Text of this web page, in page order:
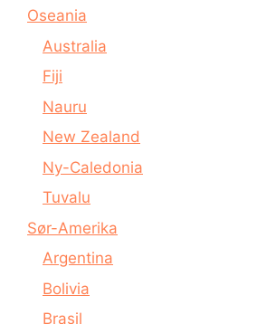
Oseania
Australia
Fiji
Nauru
New Zealand
Ny-Caledonia
Tuvalu
Sør-Amerika
Argentina
Bolivia
Brasil